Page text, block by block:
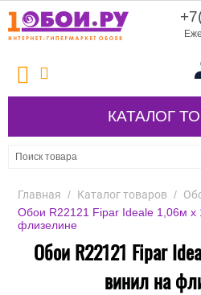
КАТАЛОГ
Главная / Каталог товаров /
Обои R22121 Fipar Ideale 1,06м х
флизелине
Обои R22121 Fipar
винил на